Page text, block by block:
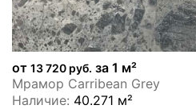
от 13 720 руб. за 1 м²
Мрамор Carribean Grey
Наличие: 40.271 м²